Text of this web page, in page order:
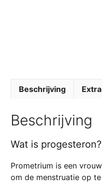
Beschrijving
Beschrijving
Wat is progesteron?
Prometrium is een
om de menstruatie op